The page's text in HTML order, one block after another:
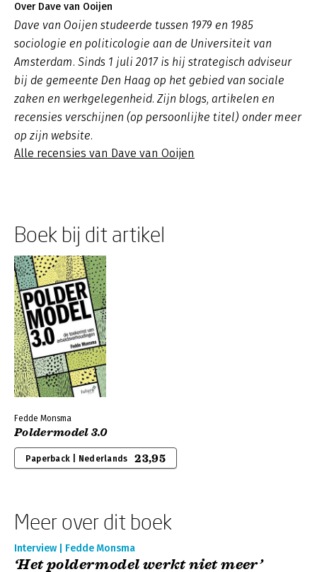
Over Dave van Ooijen
Dave van Ooijen studeerde tussen 1979 en 1985
sociologie en politicologie aan de Universiteit van
Amsterdam. Sinds 1 juli 2017 is hij strategisch adviseur
bij de gemeente Den Haag op het gebied van sociale
zaken en werkgelegenheid. Zijn blogs, artikelen en
recensies verschijnen (op persoonlijke titel) onder meer
op zijn website.
Alle recensies van Dave van Ooijen
Boek bij dit artikel
Fedde Monsma
Poldermodel 3.0
Paperback | Nederlands 23,95
Meer over dit boek
Interview | Fedde Monsma
‘Het poldermodel werkt niet meer’